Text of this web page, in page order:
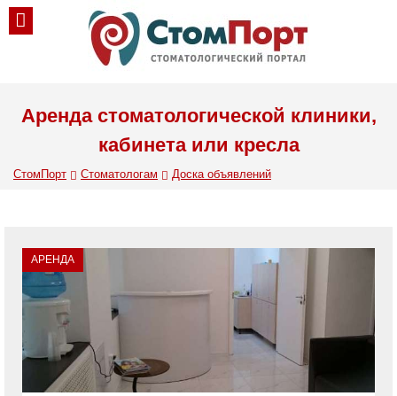
Аренда стоматологической клиники,
кабинета или кресла
СтомПорт Стоматологам Доска объявлений
АРЕНДА